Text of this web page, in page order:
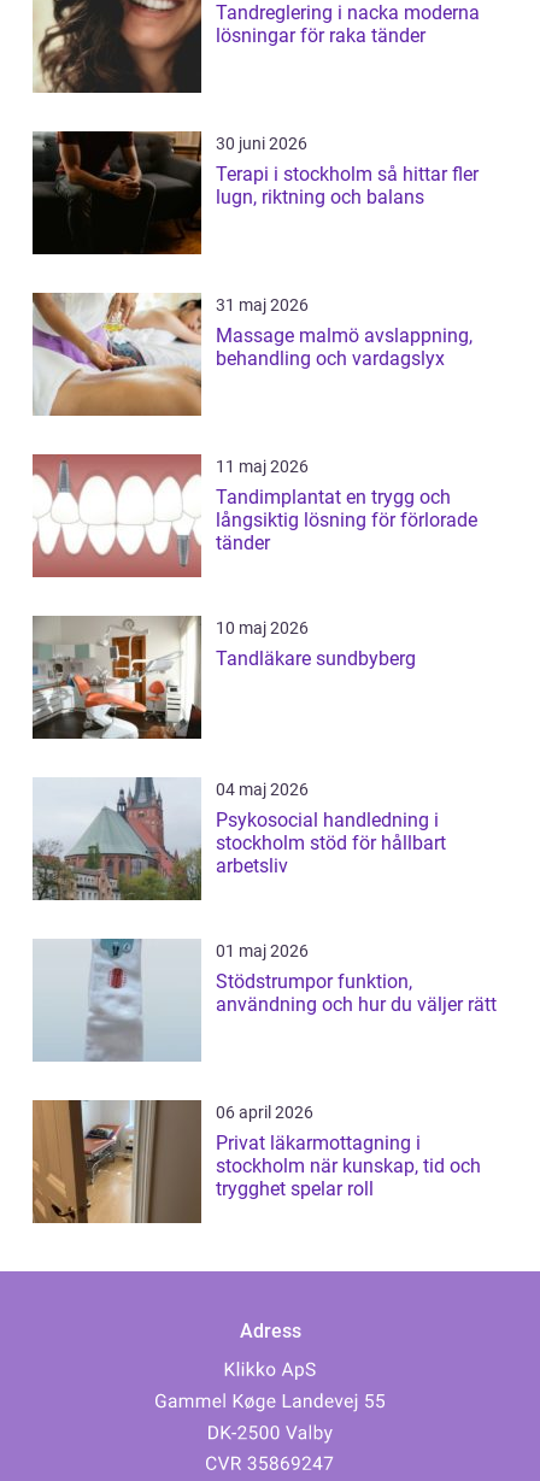
Tandreglering i nacka moderna
lösningar för raka tänder
30 juni 2026
Terapi i stockholm så hittar fler
lugn, riktning och balans
31 maj 2026
Massage malmö avslappning,
behandling och vardagslyx
11 maj 2026
Tandimplantat en trygg och
långsiktig lösning för förlorade
tänder
10 maj 2026
Tandläkare sundbyberg
04 maj 2026
Psykosocial handledning i
stockholm stöd för hållbart
arbetsliv
01 maj 2026
Stödstrumpor funktion,
användning och hur du väljer rätt
06 april 2026
Privat läkarmottagning i
stockholm när kunskap, tid och
trygghet spelar roll
Adress